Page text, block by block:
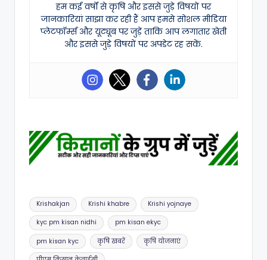
हम कई वर्षों से कृषि और इससे जुड़े विषयों पर
जानकारियां साझा कर रही हैं आप हमसे सोशल मीडिया
प्लेटफॉर्म्स और यूट्यूब पर जुड़ें ताकि आप लगातार खेती
और इससे जुड़े विषयों पर अपडेट रह सकें.
Tags:
Krishakjan Krishi khabre Krishi yojnaye
kyc pm kisan nidhi pm kisan ekyc
pm kisan kyc कृषि खबरें कृषि योजनाएं